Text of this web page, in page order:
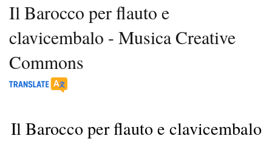
Il Barocco per flauto e
clavicembalo - Musica Creative
Commons
Il Barocco per flauto e clavicembalo